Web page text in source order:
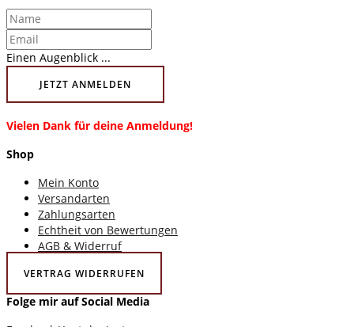
Einen Augenblick ...
JETZT ANMELDEN
Vielen Dank für deine Anmeldung!
Shop
Mein Konto
Versandarten
Zahlungsarten
Echtheit von Bewertungen
AGB & Widerruf
VERTRAG WIDERRUFEN
Folge mir auf Social Media